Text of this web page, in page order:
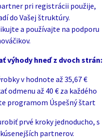
pri registrácii použije,
do Vašej štruktúry.
a používajte na podporu
výhody hneď z dvoch strán:
v hodnote až 35,67 €
odmenu až 40 € za každého
programom Úspešný štart
prvé kroky jednoducho, s
partnerov.